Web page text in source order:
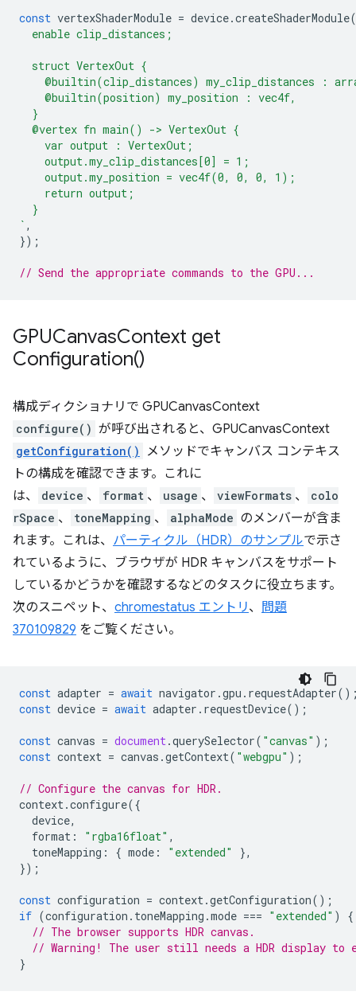
const vertexShaderModule = device.createShaderModule
  enable clip_distances;
  struct VertexOut {
@builtin(clip_distances) my_clip_distances :
    @builtin(position) my_position : vec4f,
  }
  @vertex fn main() -> VertexOut {
    var output : VertexOut;
    output.my_clip_distances[0] = 1;
    output.my_position = vec4f(0, 0, 0, 1);
    return output;
  }
` ,
});
// Send the appropriate commands to the GPU...
GPUCanvasContext get
Configuration()
構成ディクショナリで GPUCanvasContext
configure() が呼び出されると、GPUCanvasContext
getConfiguration()
メソッドでキャンバス コンテキス
トの構成を確認できます。これに
は、
device 、 format 、 usage 、 viewFormats 、
colo
rSpace 、 toneMapping 、 alphaMode のメンバーが含ま
れます。これは、 パーティクル（HDR）のサンプルで示さ
れているように、ブラウザが HDR キャンバスをサポート
しているかどうかを確認するなどのタスクに役立ちます。
次のスニペット、 chromestatus エントリ、 問題
370109829 をご覧ください。
const adapter = await navigator .gpu . requestAdapter
const device = await adapter . requestDevice();
const canvas = document.querySelector( "canvas" );
const context = canvas .getContext( "webgpu" );
// Configure the canvas for HDR.
context.configure({
device,
format : "rgba16float" ,
toneMapping : { mode : "extended"
},
});
const configuration = context.getConfiguration();
if (configuration . toneMapping .mode === "extended" )
{
// The browser supports HDR canvas.
// Warning! The user still needs a HDR display to
}